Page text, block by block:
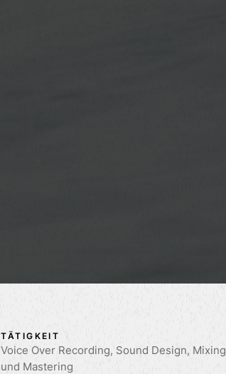
TÄTIGKEIT
Voice Over Recording, Sound Design, Mixing
und Mastering